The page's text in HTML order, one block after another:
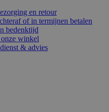
en retour
of in termijnen betalen
bedenktijd
winkel
& advies